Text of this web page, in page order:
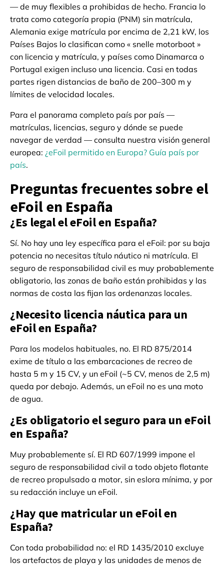
— de muy flexibles a prohibidas de hecho. Francia lo
trata como categoría propia (PNM) sin matrícula,
Alemania exige matrícula por encima de 2,21 kW, los
Países Bajos lo clasifican como « snelle motorboot »
con licencia y matrícula, y países como Dinamarca o
Portugal exigen incluso una licencia. Casi en todas
partes rigen distancias de baño de 200–300 m y
límites de velocidad locales.
Para el panorama completo país por país —
matrículas, licencias, seguro y dónde se puede
navegar de verdad — consulta nuestra visión general
europea: ¿eFoil permitido en Europa? Guía país por
país.
Preguntas frecuentes sobre el
eFoil en España
¿Es legal el eFoil en España?
Sí. No hay una ley específica para el eFoil: por su baja
potencia no necesitas título náutico ni matrícula. El
seguro de responsabilidad civil es muy probablemente
obligatorio, las zonas de baño están prohibidas y las
normas de costa las fijan las ordenanzas locales.
¿Necesito licencia náutica para un
eFoil en España?
Para los modelos habituales, no. El RD 875/2014
exime de título a las embarcaciones de recreo de
hasta 5 m y 15 CV, y un eFoil (~5 CV, menos de 2,5 m)
queda por debajo. Además, un eFoil no es una moto
de agua.
¿Es obligatorio el seguro para un eFoil
en España?
Muy probablemente sí. El RD 607/1999 impone el
seguro de responsabilidad civil a todo objeto flotante
de recreo propulsado a motor, sin eslora mínima, y por
su redacción incluye un eFoil.
¿Hay que matricular un eFoil en
España?
Con toda probabilidad no: el RD 1435/2010 excluye
los artefactos de playa y las unidades de menos de